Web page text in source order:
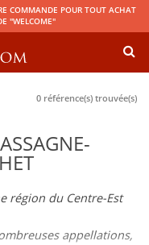
COMMANDE POUR TOUT ACHAT
"WELCOME"
0 référence(s) trouvée(s)
région du Centre-Est
appellations,